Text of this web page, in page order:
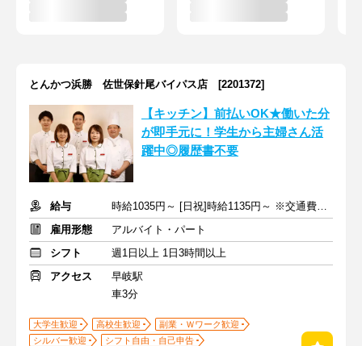
とんかつ浜勝 佐世保針尾バイパス店 [2201372]
【キッチン】前払いOK★働いた分
が即手元に！学生から主婦さん活
躍中◎履歴書不要
給与
時給1035円～ [日祝]時給1135円～ ※交通費全額支給
雇用形態
アルバイト・パート
シフト
週1日以上 1日3時間以上
アクセス
早岐駅
車3分
大学生歓迎 高校生歓迎
副業・Ｗワーク歓迎
シルバー歓迎
シフト自由・自己申告